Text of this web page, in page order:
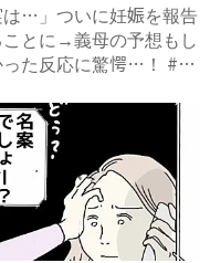
は…」ついに妊娠を報告
とに→義母の予想もし
った反応に驚愕…！ #